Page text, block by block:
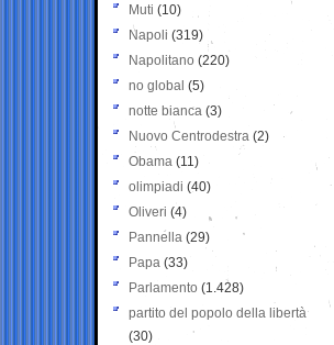
Muti (10)
Napoli (319)
Napolitano (220)
no global (5)
notte bianca (3)
Nuovo Centrodestra (2)
Obama (11)
olimpiadi (40)
Oliveri (4)
Pannella (29)
Papa (33)
Parlamento (1.428)
partito del popolo della libertà
(30)